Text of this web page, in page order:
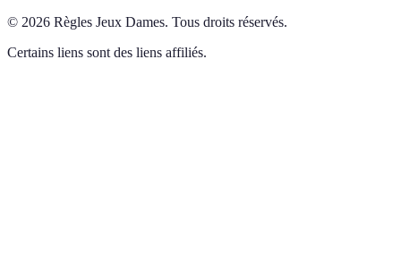
© 2026 Règles Jeux Dames. Tous droits réservés.
Certains liens sont des liens affiliés.